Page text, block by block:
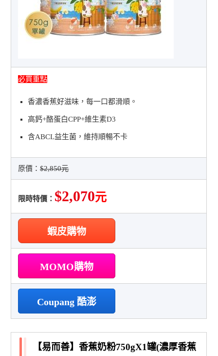
必買重點
香濃香蕉好滋味，每一口都滑順。
高鈣+酪蛋白CPP+維生素D3
含ABCL益生菌，維持順暢不卡
原價：$2,850元
限時特價： $2,070元
蝦皮購物
MOMO購物
Coupang 酷澎
【易而善】香蕉奶粉750gX1罐(濃厚香蕉